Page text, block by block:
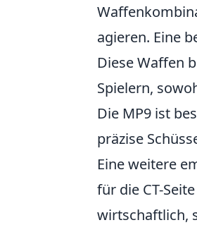
agieren. Eine
Diese Waffen
Spielern,
Die MP9 ist
präzise
Eine weitere
für die CT-
wirtschaftlich,